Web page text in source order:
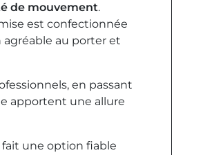
de mouvement.
est confectionnée
agréable au porter et
en passant
apportent une allure
fait une option fiable